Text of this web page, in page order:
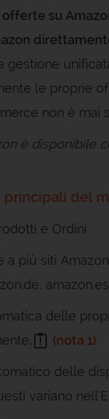
su
gestione
le proprie
non è mai
è disponibile
principali del
e Ordini.
a più siti
delle
. (nota 1)
delle
variano